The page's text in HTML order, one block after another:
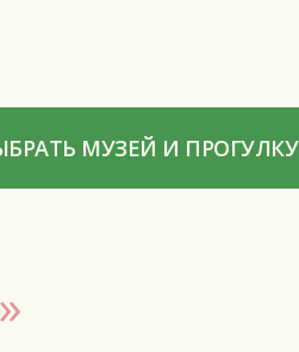
МУЗЕЙ И ПРОГУЛКУ